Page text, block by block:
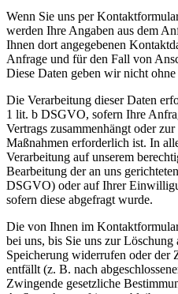
Wenn Sie uns per
werden Ihre Angaben aus dem
Ihnen dort angegebenen
Anfrage und für den Fall von
Diese Daten geben wir nicht
Die Verarbeitung dieser Daten
1 lit. b DSGVO, sofern Ihre
Vertrags zusammenhängt oder
Maßnahmen erforderlich ist. In
Verarbeitung auf unserem
Bearbeitung der an uns
DSGVO) oder auf Ihrer
sofern diese abgefragt wurde.
Die von Ihnen im
bei uns, bis Sie uns zur
Speicherung widerrufen oder der
entfällt (z. B. nach
Zwingende gesetzliche